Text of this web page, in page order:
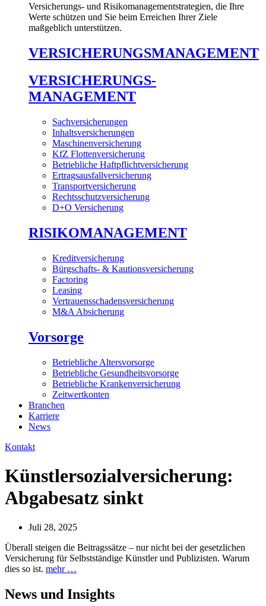
Versicherungs- und Risikomanagementstrategien, die Ihre
Werte schützen und Sie beim Erreichen Ihrer Ziele
maßgeblich unterstützen.
VERSICHERUNGSMANAGEMENT
VERSICHERUNGS-
MANAGEMENT
Sachversicherungen
Inhaltsversicherungen
Maschinenversicherung
KfZ Flottenversicherung
Betriebliche Haftpflichtversicherung
Ertragsausfallversicherung
Transportversicherung
Rechtsschutzversicherung
D+O Versicherung
RISIKOMANAGEMENT
Kreditversicherung
Bürgschafts- & Kautionsversicherung
Factoring
Leasing
Vertrauensschadensversicherung
M&A Absicherung
Vorsorge
Betriebliche Altersvorsorge
Betriebliche Gesundheitsvorsorge
Betriebliche Krankenversicherung
Zeitwertkonten
Branchen
Karriere
News
Kontakt
Künstlersozialversicherung:
Abgabesatz sinkt
Juli 28, 2025
Überall steigen die Beitragssätze – nur nicht bei der gesetzlichen
Versicherung für Selbstständige Künstler und Publizisten. Warum
dies so ist. mehr …
News und Insights